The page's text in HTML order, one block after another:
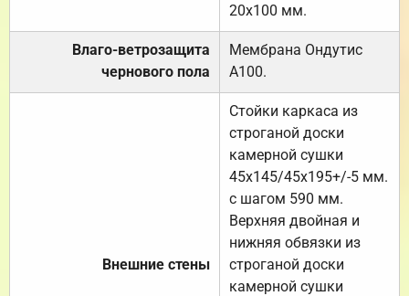
20х100 мм.
Влаго-ветрозащита
чернового пола
Мембрана Ондутис
А100.
Внешние стены
Стойки каркаса из
строганой доски
камерной сушки
45х145/45х195+/-5 мм.
с шагом 590 мм.
Верхняя двойная и
нижняя обвязки из
строганой доски
камерной сушки